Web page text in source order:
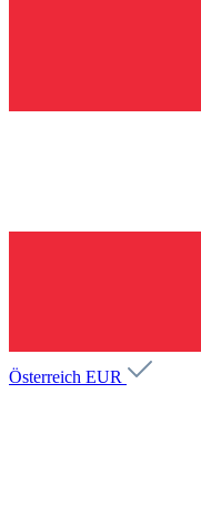
Österreich EUR